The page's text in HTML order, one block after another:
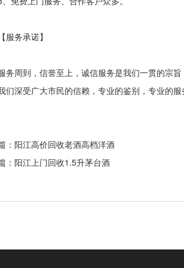
务承诺】
周到，信誉至上，诚信服务是我们一贯的宗旨
们深受广大市民的信赖，专业的鉴别，专业的服
：阳江高价回收老酒高档洋酒
：阳江上门回收1.5升茅台酒